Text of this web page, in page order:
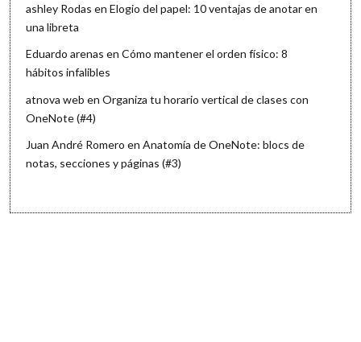
ashley Rodas enElogio del papel: 10 ventajas de anotar en
una libreta
Eduardo arenas enCómo mantener el orden físico: 8
hábitos infalibles
atnova web enOrganiza tu horario vertical de clases con
OneNote (#4)
Juan André Romero enAnatomía de OneNote: blocs de
notas, secciones y páginas (#3)